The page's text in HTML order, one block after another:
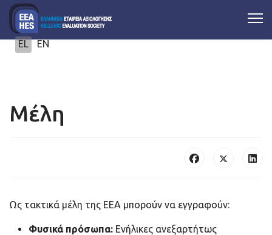
Επιλέξτε τη γλώσσα σας
EL EN
Μέλη
Ως τακτικά μέλη της ΕΕΑ μπορούν να εγγραφούν:
Φυσικά πρόσωπα: Ενήλικες ανεξαρτήτως